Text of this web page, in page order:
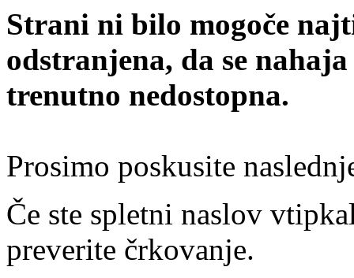
Strani ni bilo mogoče
odstranjena, da se
trenutno nedostopna.
Prosimo poskusite
Če ste spletni naslov
preverite črkovanje.